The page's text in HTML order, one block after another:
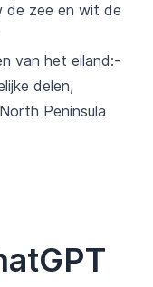
de zee en wit de
van het eiland:-
delen,
Peninsula